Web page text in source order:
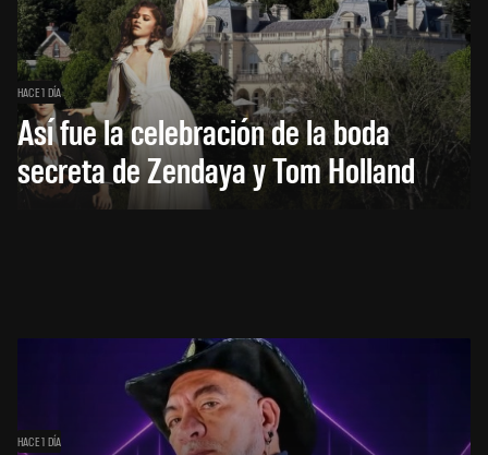
HACE 1 DÍA
Así fue la celebración de la boda
secreta de Zendaya y Tom Holland
HACE 1 DÍA